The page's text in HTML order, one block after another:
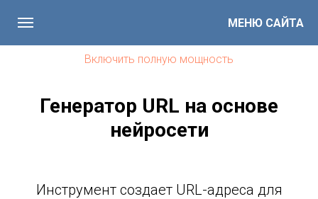
МЕНЮ САЙТА
Включить полную мощность
Генератор URL на основе
нейросети
Инструмент создает URL-адреса для